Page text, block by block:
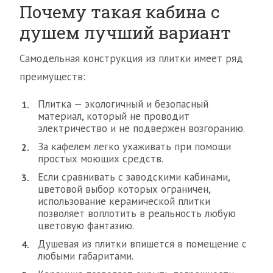
Почему такая кабина с
душем лучший вариант
Самодельная конструкция из плитки имеет ряд
преимуществ:
Плитка — экологичный и безопасный
материал, который не проводит
электричество и не подвержен возгоранию.
За кафелем легко ухаживать при помощи
простых моющих средств.
Если сравнивать с заводскими кабинами,
цветовой выбор которых ограничен,
использование керамической плитки
позволяет воплотить в реальность любую
цветовую фантазию.
Душевая из плитки впишется в помещение с
любыми габаритами.